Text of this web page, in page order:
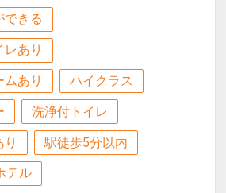
コース番号：DP-2-
り商店街（徒歩約5分）
ンイレブン（徒歩約1
アム（路面電車＋徒歩で
好み共和国（徒歩約20
】
できる
あり
あり ハイクラス
洗浄付トイレ
駅徒歩5分以内
テル